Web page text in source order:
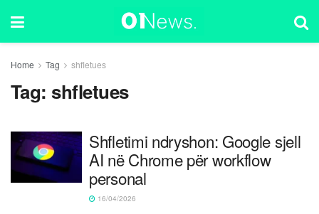
Home Tag shfletues
Tag: shfletues
Shfletimi ndryshon: Google sjell
AI në Chrome për workflow
personal
16/04/2026